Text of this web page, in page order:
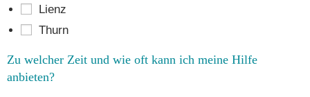
Lienz
Thurn
Zu wel­cher Zeit und wie oft kann ich mei­ne Hil­fe
anbieten?